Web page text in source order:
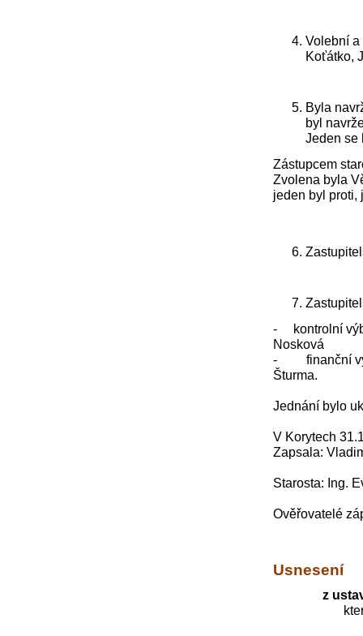
Volební
Koťátko,
Byla
byl
Jeden se
Zástupcem
Zvolena byla
jeden byl
- kontrolní
Nosková
- finanční
Šturma.
Jednání bylo
V Korytech
Zapsala:
Starosta:
Ověřovatelé
Usnesení
z